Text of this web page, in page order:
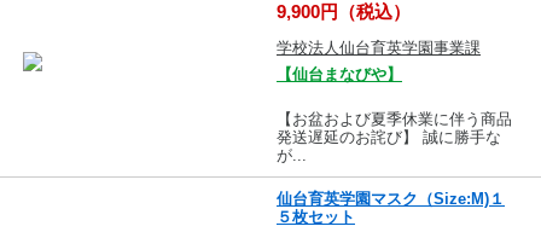
9,900円（税込）
学校法人仙台育英学園事業課
【仙台まなびや】
【お盆および夏季休業に伴う商品
発送遅延のお詫び】 誠に勝手な
が...
仙台育英学園マスク（Size:M)１
５枚セット